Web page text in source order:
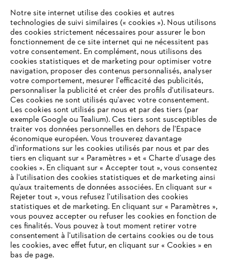
L'Entreprise
Questions / Réponses
Service
Conditions Générales de Vente
VOTRE NAVIGATEUR INTERNET
N'EST PLUS PRIS EN CHARGE
Vous utilisez un navigateur Internet que nous ne prenons plus
en charge, et certaines fonctionnalités de notre site ne
peuvent fonctionner correctement. Pour une utilisation
Notre site internet utilise des cookies et autres
technologies de suivi similaires (« cookies »). Nous utilisons
des cookies strictement nécessaires pour assurer le bon
fonctionnement de ce site internet qui ne nécessitent pas
votre consentement. En complément, nous utilisons des
cookies statistiques et de marketing pour optimiser votre
navigation, proposer des contenus personnalisés, analyser
votre comportement, mesurer l'efficacité des publicités,
personnaliser la publicité et créer des profils d'utilisateurs.
Ces cookies ne sont utilisés qu'avec votre consentement.
Les cookies sont utilisés par nous et par des tiers (par
exemple Google ou Tealium). Ces tiers sont susceptibles de
traiter vos données personnelles en dehors de l'Espace
économique européen. Vous trouverez davantage
d’informations sur les cookies utilisés par nous et par des
tiers en cliquant sur « Paramètres » et « Charte d’usage des
cookies ». En cliquant sur « Accepter tout », vous consentez
à l'utilisation des cookies statistiques et de marketing ainsi
qu’aux traitements de données associées. En cliquant sur «
Rejeter tout », vous refusez l'utilisation des cookies
statistiques et de marketing. En cliquant sur « Paramètres »,
vous pouvez accepter ou refuser les cookies en fonction de
ces finalités. Vous pouvez à tout moment retirer votre
consentement à l'utilisation de certains cookies ou de tous
les cookies, avec effet futur, en cliquant sur « Cookies » en
bas de page.